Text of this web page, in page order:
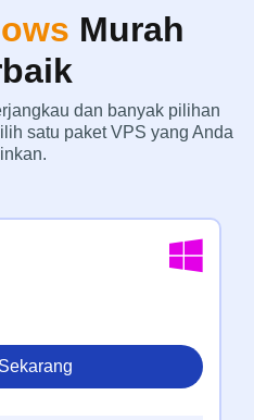
Murah
dan banyak pilihan
satu paket VPS yang Anda